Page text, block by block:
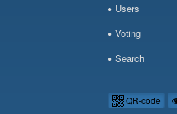
Users
Voting
Search
QR-code